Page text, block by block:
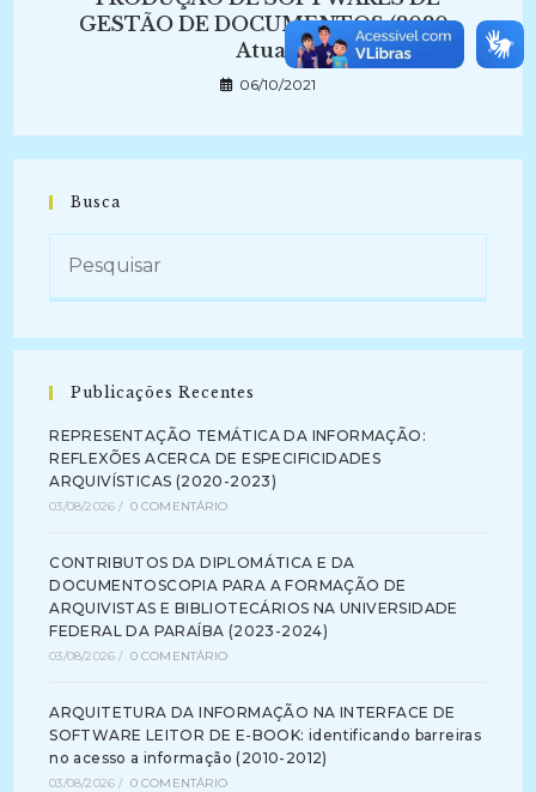
GESTÃO DE DOCUMENTOS (2020-
Atual)
06/10/2021
Busca
Publicações Recentes
REPRESENTAÇÃO TEMÁTICA DA INFORMAÇÃO:
REFLEXÕES ACERCA DE ESPECIFICIDADES
ARQUIVÍSTICAS (2020-2023)
03/08/2026 / 0 COMENTÁRIO
CONTRIBUTOS DA DIPLOMÁTICA E DA
DOCUMENTOSCOPIA PARA A FORMAÇÃO DE
ARQUIVISTAS E BIBLIOTECÁRIOS NA UNIVERSIDADE
FEDERAL DA PARAÍBA (2023-2024)
03/08/2026 / 0 COMENTÁRIO
ARQUITETURA DA INFORMAÇÃO NA INTERFACE DE
SOFTWARE LEITOR DE E-BOOK: identificando barreiras
no acesso a informação (2010-2012)
03/08/2026 / 0 COMENTÁRIO